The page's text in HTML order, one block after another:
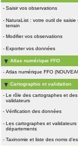
- Saisir vos observations
- NaturaList : votre outil de saisie
terrain
- Modifier vos observations
- Exporter vos données
Atlas numérique FFO
- Atlas numérique FFO
Cartographie et validation
- Le rôle des cartographes et des
validateurs
- Vérification des données
- Les cartographes et validateurs
départements
- Taxinomie et liste des noms